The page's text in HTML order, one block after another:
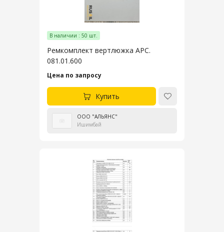
В наличии : 50 шт.
Ремкомплект вертлюжка АРС.
081.01.600
Цена по запросу
Купить
ООО "АЛЬЯНС"
Ишимбай